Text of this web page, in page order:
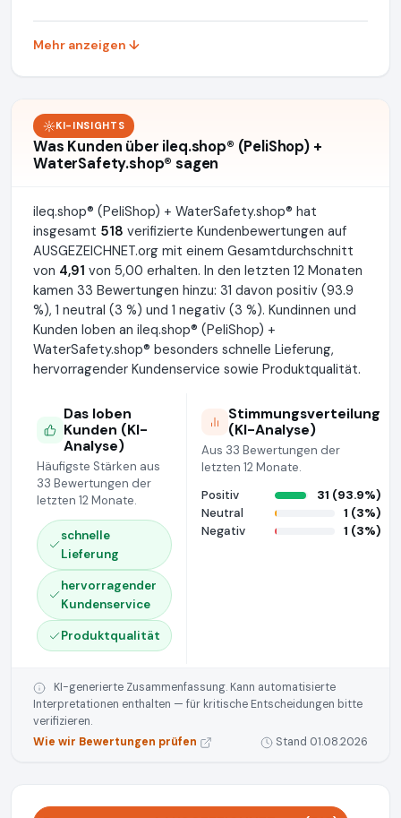
Mehr anzeigen ↓
KI-INSIGHTS
Was Kunden über ileq.shop® (PeliShop) +
WaterSafety.shop® sagen
ileq.shop® (PeliShop) + WaterSafety.shop® hat
insgesamt 518 verifizierte Kundenbewertungen auf
AUSGEZEICHNET.org mit einem Gesamtdurchschnitt
von 4,91 von 5,00 erhalten. In den letzten 12 Monaten
kamen 33 Bewertungen hinzu: 31 davon positiv (93.9
%), 1 neutral (3 %) und 1 negativ (3 %). Kundinnen und
Kunden loben an ileq.shop® (PeliShop) +
WaterSafety.shop® besonders schnelle Lieferung,
hervorragender Kundenservice sowie Produktqualität.
Das loben
Kunden (KI-
Analyse)
Häufigste Stärken aus
33 Bewertungen der
letzten 12 Monate.
schnelle
Lieferung
hervorragender
Kundenservice
Produktqualität
Stimmungsverteilung
(KI-Analyse)
Aus 33 Bewertungen der
letzten 12 Monate.
Positiv
31 (93.9%)
Neutral
1 (3%)
Negativ
1 (3%)
KI-generierte Zusammenfassung. Kann automatisierte
Interpretationen enthalten — für kritische Entscheidungen bitte
verifizieren.
Wie wir Bewertungen prüfen
Stand 01.08.2026